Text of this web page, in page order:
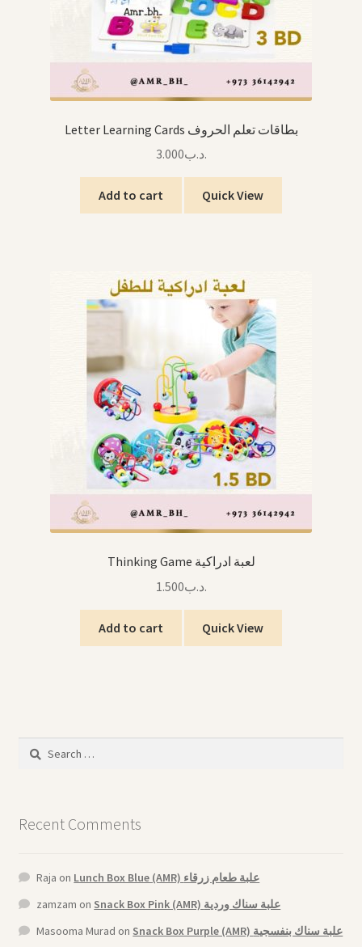
Letter Learning Cards بطاقات تعلم الحروف
.د.ب3.000
Add to cart Quick View
Thinking Game لعبة ادراكية
.د.ب1.500
Add to cart Quick View
Search
Recent Comments
Raja on
Lunch Box Blue (AMR) علبة طعام زرقاء
zamzam on
Snack Box Pink (AMR) علبة سناك وردية
Masooma Murad on Snack Box Purple (AMR) علبة سناك بنفسجية